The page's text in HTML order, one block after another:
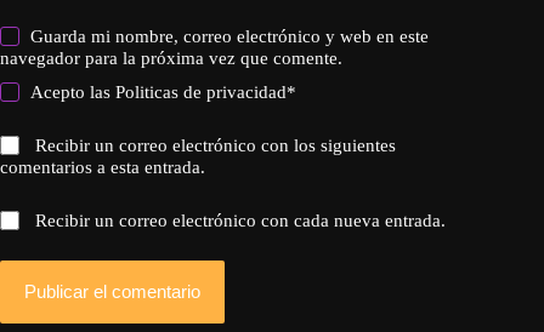
Guarda mi nombre, correo electrónico y web en este
navegador para la próxima vez que comente.
Acepto lasPoliticas de privacidad*
Recibir un correo electrónico con los siguientes
comentarios a esta entrada.
Recibir un correo electrónico con cada nueva entrada.
Publicar el comentario